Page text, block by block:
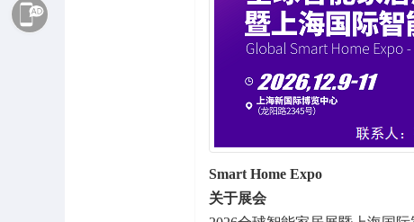
Smart Home Expo
关于展会